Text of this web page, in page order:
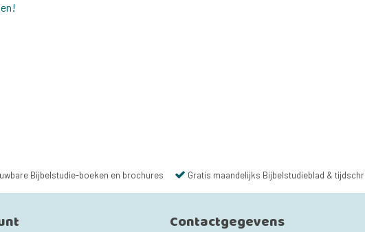
Bijbelstudie-boeken en brochures Gratis maandelijks Bijbelstudieblad &
Contactgegevens